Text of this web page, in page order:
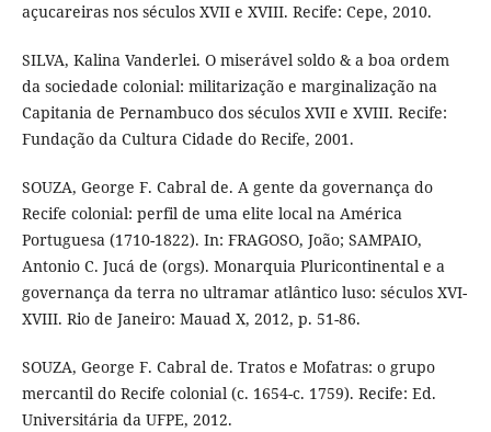
açucareiras nos séculos XVII e XVIII. Recife: Cepe, 2010.
SILVA, Kalina Vanderlei. O miserável soldo & a boa ordem
da sociedade colonial: militarização e marginalização na
Capitania de Pernambuco dos séculos XVII e XVIII. Recife:
Fundação da Cultura Cidade do Recife, 2001.
SOUZA, George F. Cabral de. A gente da governança do
Recife colonial: perfil de uma elite local na América
Portuguesa (1710-1822). In: FRAGOSO, João; SAMPAIO,
Antonio C. Jucá de (orgs). Monarquia Pluricontinental e a
governança da terra no ultramar atlântico luso: séculos XVI-
XVIII. Rio de Janeiro: Mauad X, 2012, p. 51-86.
SOUZA, George F. Cabral de. Tratos e Mofatras: o grupo
mercantil do Recife colonial (c. 1654-c. 1759). Recife: Ed.
Universitária da UFPE, 2012.